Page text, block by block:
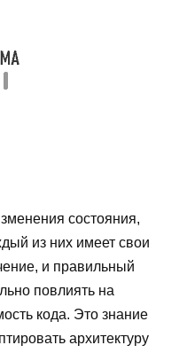
состояния,
из них имеет свои
и правильный
повлиять на
кода. Это знание
архитектуру